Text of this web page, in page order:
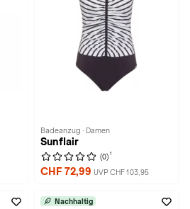
Badeanzug · Damen
Sunflair
(0) 1
CHF 72,99 UVP CHF 103,95
Nachhaltig